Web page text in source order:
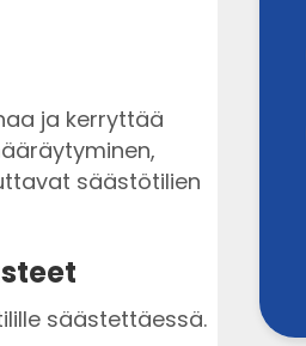
ja kerryttää
säästötilien
säästettäessä.